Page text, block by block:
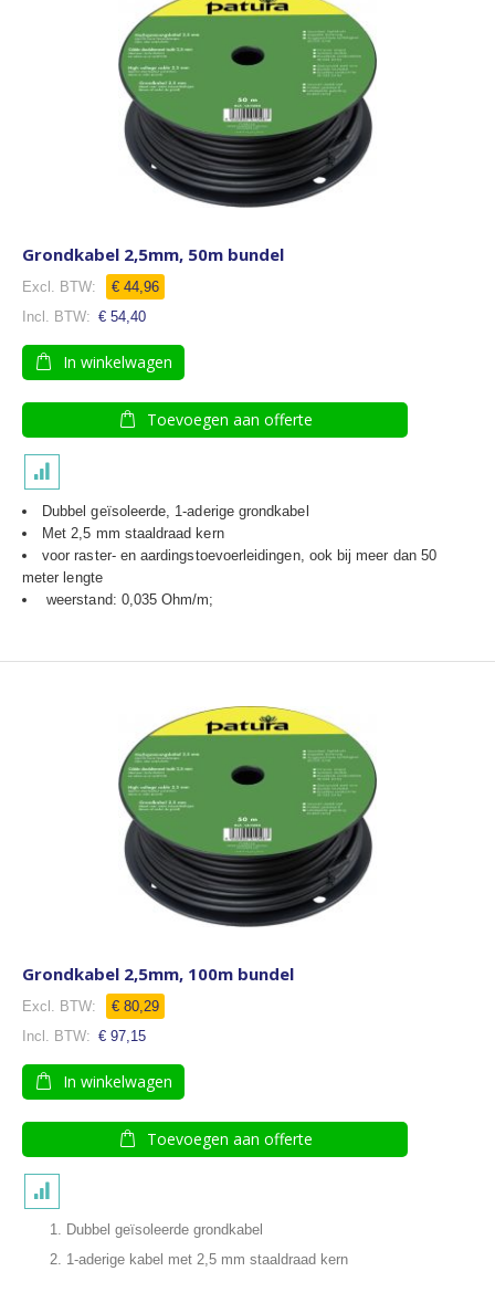
Grondkabel 2,5mm, 50m bundel
€ 44,96
€ 54,40
In winkelwagen
Toevoegen aan offerte
Dubbel geïsoleerde, 1-aderige grondkabel
Met 2,5 mm staaldraad kern
voor raster- en aardingstoevoerleidingen, ook bij meer dan 50
meter lengte
weerstand: 0,035 Ohm/m;
Grondkabel 2,5mm, 100m bundel
€ 80,29
€ 97,15
In winkelwagen
Toevoegen aan offerte
Dubbel geïsoleerde grondkabel
1-aderige kabel met 2,5 mm staaldraad kern